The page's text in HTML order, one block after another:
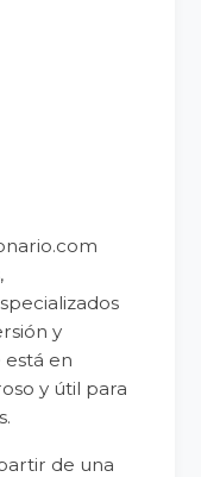
y
en
y útil para
de una